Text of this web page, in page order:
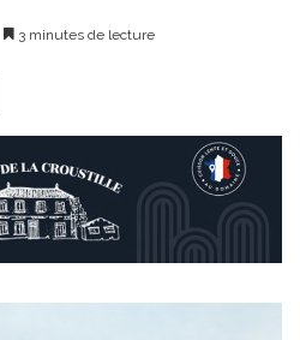
3 minutes de lecture